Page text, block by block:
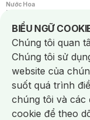
Nước Hoa
Nước Hoa Nữ
Chăm Sóc Cá Nhân
Chống Muỗi /Khẩu Trang /
Sản Phẩm Chăm Sóc Khác /
Hỗ Trợ Trắng Răng/Kem
Tăm / Chỉ Nha Khoa/ Xịt
Khăn Ướt Vệ Sinh Vùng Kín
Máy Cạo Râu
Vấn Đề Về Da
Da Dầu / Lỗ Chân Lông To/
Da Nhạy Cảm / Kích Ứng
Quầng Thâm & Bọng Mắt /
BIỂU NGỮ
Notice about
Chúng tôi quan
Chúng tôi sử
website của
suốt quá trình
chúng tôi và các
cookie để theo